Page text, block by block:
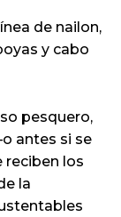
de nailon,
y cabo
pesquero,
antes si se
los
la